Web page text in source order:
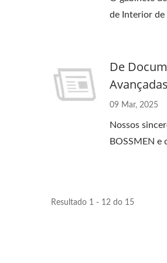
de Interior de
De
Avançadas
09 Mar, 2025
Nossos
BOSSMEN e
Resultado 1 - 12 do 15